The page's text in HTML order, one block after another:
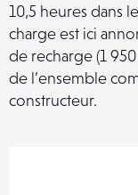
10,5 heures dans
charge est ici
de recharge (1
de l’ensemble
constructeur.